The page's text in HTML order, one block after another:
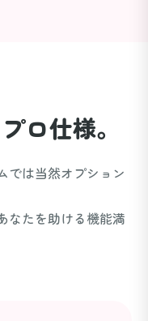
プロ仕様。
では当然オプション
なたを助ける機能満